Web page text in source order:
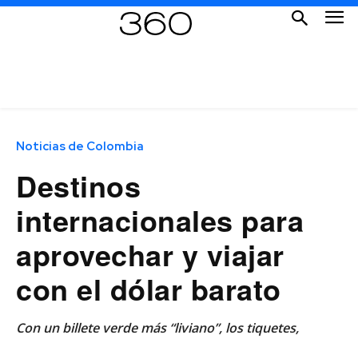
Noticias de Colombia
Destinos
internacionales para
aprovechar y viajar
con el dólar barato
Con un billete verde más “liviano”, los tiquetes,